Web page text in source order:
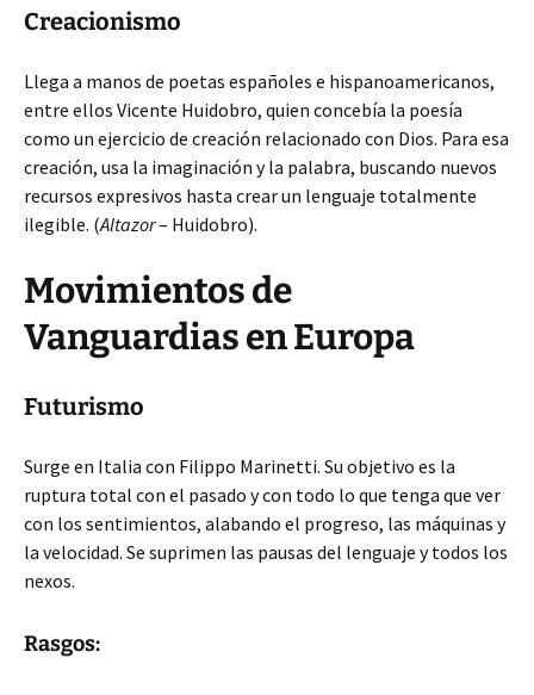
Creacionismo
Llega a manos de poetas españoles e hispanoamericanos,
entre ellos Vicente Huidobro, quien concebía la poesía
como un ejercicio de creación relacionado con Dios. Para esa
creación, usa la imaginación y la palabra, buscando nuevos
recursos expresivos hasta crear un lenguaje totalmente
ilegible. (Altazor– Huidobro).
Movimientos de
Vanguardias en Europa
Futurismo
Surge en Italia con Filippo Marinetti. Su objetivo es la
ruptura total con el pasado y con todo lo que tenga que ver
con los sentimientos, alabando el progreso, las máquinas y
la velocidad. Se suprimen las pausas del lenguaje y todos los
nexos.
Rasgos: